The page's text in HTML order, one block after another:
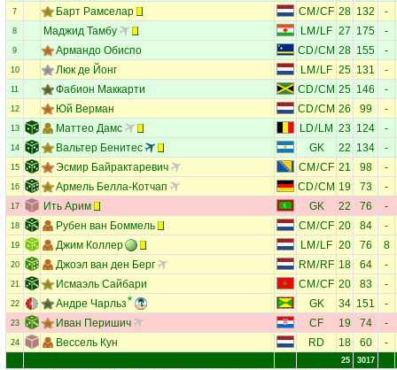
7 Барт Рамселар CM /CF 28 132 -
8 Маджид Тамбу LM / LF 27 175 -
9 Армандо Обиспо CD/CM 28 155 -
10 Люк де Йонг LM / LF 25 131 -
11 Фабион Маккарти CD/CM 25 146 -
12 Юй Верман CD/CM 26 99 -
13 Маттео Дамс LD/ LM 23 124 -
14 Вальтер Бенитес GK 22 134 -
15 Эсмир Байрактаревич CM /CF 21 98 -
16 Армель Белла-Котчап CD/CM 19 73 -
17 Ить Арим GK 22 76 -
18 Рубен ван Боммель CM /CF 20 84 -
19 Джим Коллер LM / LF 20 76 8
20 Джоэл ван ден Берг RM / RF 18 64 -
21 Исмаэль Сайбари CM /CF 20 83 -
22 Андре Чарльз GK 34 151 -
23 Иван Перишич CF 19 74 -
24 Вессель Кун RD 18 60 -
25 3017